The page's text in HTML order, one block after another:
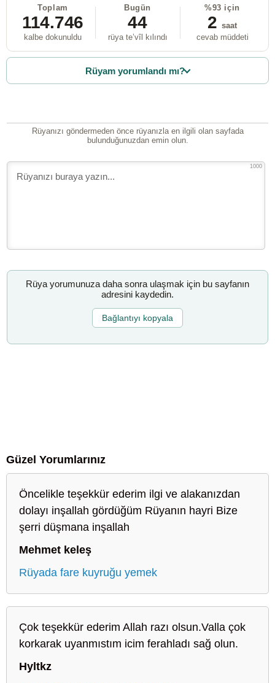
Toplam
114.746
kalbe dokunuldu
Bugün
44
rüya te’vîl kılındı
%93 için
2 saat
cevab müddeti
Rüyam yorumlandı mı?
Rüyanızı göndermeden önce rüyanızla en ilgili olan sayfada
bulunduğunuzdan emin olun.
1000
Rüya yorumunuza daha sonra ulaşmak için bu sayfanın
adresini kaydedin.
Bağlantıyı kopyala
Güzel Yorumlarınız
Öncelikle teşekkür ederim ilgi ve alakanızdan
dolayı inşallah gördüğüm Rüyanın hayri Bize
şerri düşmana inşallah
Mehmet keleş
Rüyada fare kuyruğu yemek
Çok teşekkür ederim Allah razı olsun.Valla çok
korkarak uyanmıstım icim ferahladı sağ olun.
Hyltkz